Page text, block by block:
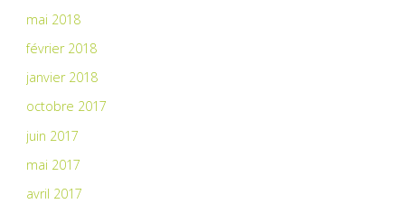
mai 2018
février 2018
janvier 2018
octobre 2017
juin 2017
mai 2017
avril 2017